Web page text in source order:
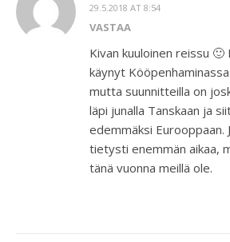
29.5.2018 AT 8:54
VASTAA
Kivan kuuloinen reissu 🙂
käynyt
mutta suunnitteilla on
läpi junalla Tanskaan ja
edemmäksi Eurooppaan.
tietysti enemmän aikaa,
tänä vuonna meillä ole.